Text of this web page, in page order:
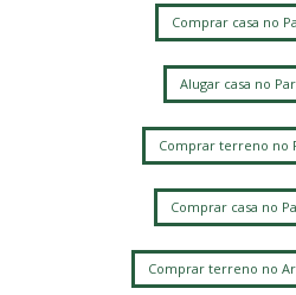
Comprar casa no
Alugar casa no
Comprar terreno no
Comprar casa no
Comprar terreno no